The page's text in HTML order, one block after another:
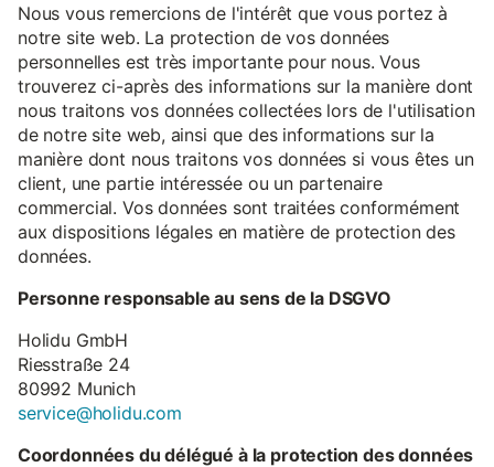
Nous vous remercions de l'intérêt que vous portez à
notre site web. La protection de vos données
personnelles est très importante pour nous. Vous
trouverez ci-après des informations sur la manière dont
nous traitons vos données collectées lors de l'utilisation
de notre site web, ainsi que des informations sur la
manière dont nous traitons vos données si vous êtes un
client, une partie intéressée ou un partenaire
commercial. Vos données sont traitées conformément
aux dispositions légales en matière de protection des
données.
Personne responsable au sens de la DSGVO
Holidu GmbH
Riesstraße 24
80992 Munich
service@holidu.com
Coordonnées du délégué à la protection des données